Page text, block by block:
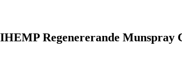
Regenererande Munspray